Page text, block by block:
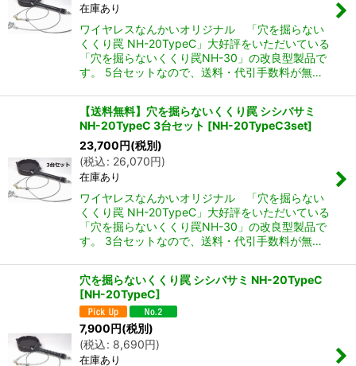
在庫あり
ワイヤレスなんかいオリジナル 「穴を掘らない
くくり罠 NH-20TypeC」大好評をいただいている
「穴を掘らないくくり罠NH-30」の改良型製品で
す。 5台セットなので、送料・代引手数料が無…
【送料無料】穴を掘らないくくり罠 シシバサミ
NH-20TypeC 3台セット [NH-20TypeC3set]
23,700円(税別)
(税込: 26,070円)
在庫あり
ワイヤレスなんかいオリジナル 「穴を掘らない
くくり罠 NH-20TypeC」大好評をいただいている
「穴を掘らないくくり罠NH-30」の改良型製品で
す。 3台セットなので、送料・代引手数料が無…
穴を掘らないくくり罠 シシバサミ NH-20TypeC
[NH-20TypeC]
7,900円(税別)
(税込: 8,690円)
在庫あり